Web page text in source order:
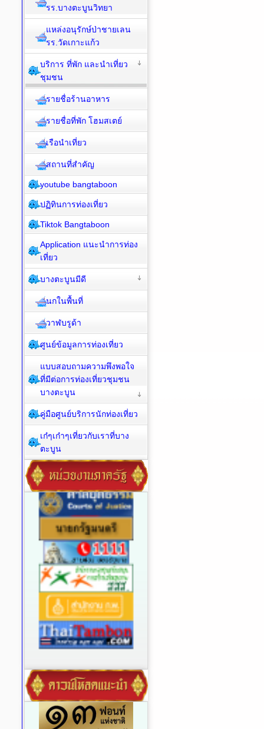
รร.บางตะบูนวิทยา
แหล่งอนุรักษ์ป่าชายเลน
รร.วัดเกาะแก้ว
บริการ ที่พัก และนำเที่ยว
ชุมชน
รายชื่อร้านอาหาร
รายชื่อที่พัก โฮมสเตย์
เรือนำเที่ยว
สถานที่สำคัญ
youtube bangtaboon
ปฏิทินการท่องเที่ยว
Tiktok Bangtaboon
Application แนะนำการท่อง
เที่ยว
บางตะบูนมีดี
นกในพื้นที่
วาฬบรูด้า
ศูนย์ข้อมูลการท่องเที่ยว
แบบสอบถามความพึงพอใจ
ที่มีต่อการท่องเที่ยวชุมชน
บางตะบูน
คู่มือศูนย์บริการนักท่องเที่ยว
เก๋ๆเก๋าๆเที่ยวกับเราที่บาง
ตะบูน